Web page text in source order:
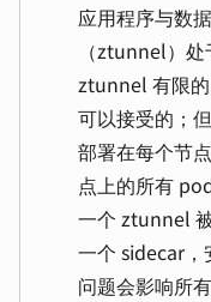
应用程序与数
（ztunnel）
ztunnel 有限
可以接受的；
部署在每个节
点上的所有
一个 ztunnel
一个 sidecar，
问题会影响所